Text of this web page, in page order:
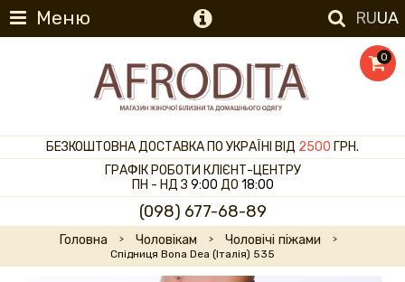
Меню RUUA
0
БЕЗКОШТОВНА ДОСТАВКА ПО УКРАЇНІ ВІД 2500 ГРН.
ГРАФІК РОБОТИ КЛІЄНТ-ЦЕНТРУ
ПН - НД З 9:00 ДО 18:00
(098) 677-68-89
Головна Чоловікам Чоловічі піжами
Спідниця Bona Dea (Італія) 535